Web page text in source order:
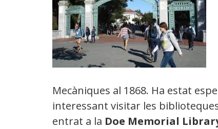
Mecàniques al 1868. Ha estat
interessant visitar les
entrat a la Doe Memorial